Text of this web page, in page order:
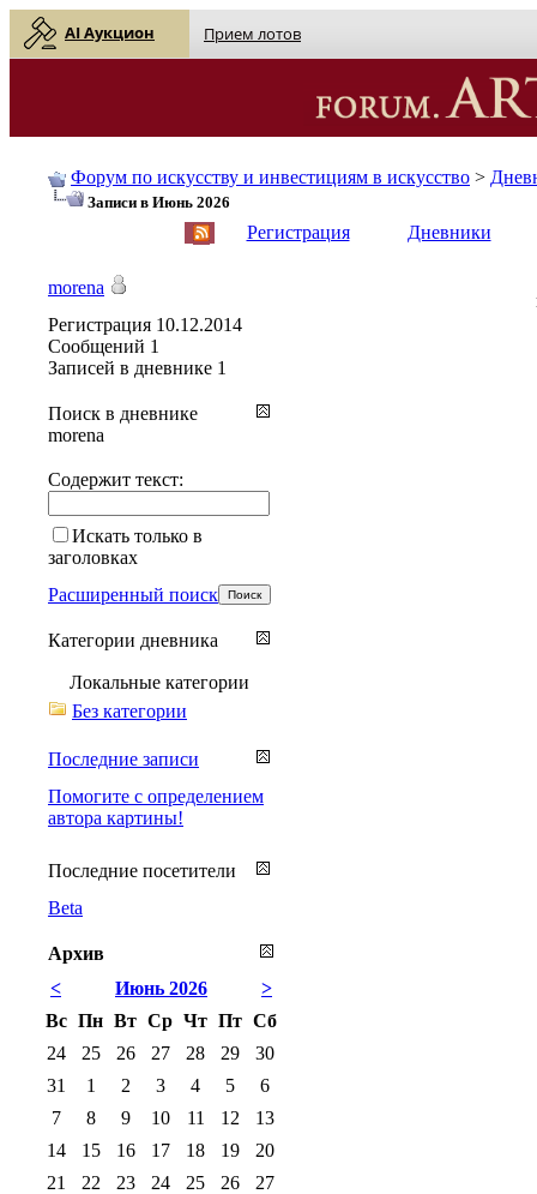
AI Аукцион Прием лотов
Форум по искусству и инвестициям в искусство >
Записи в Июнь 2026
Регистрация Дневники
morena
Регистрация 10.12.2014
Сообщений 1
Записей в дневнике 1
Поиск в дневнике
morena
Содержит текст:
Искать только в
заголовках
Расширенный поиск
Категории дневника
Локальные категории
Без категории
Последние записи
Помогите с определением
автора картины!
Последние посетители
Beta
Архив
<
>
Июнь 2026
Вс Пн Вт Ср Чт Пт Сб
24
25 26 27 28 29
30
31
1 2 3 4 5
6
7
8 9 10 11 12
13
14
15 16 17 18 19
20
21
22 23 24 25 26
27